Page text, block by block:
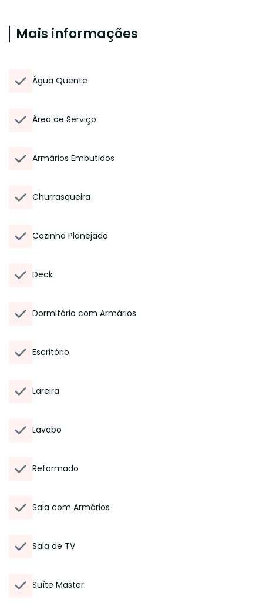
Mais informações
Água Quente
Área de Serviço
Armários Embutidos
Churrasqueira
Cozinha Planejada
Deck
Dormitório com Armários
Escritório
Lareira
Lavabo
Reformado
Sala com Armários
Sala de TV
Suíte Master